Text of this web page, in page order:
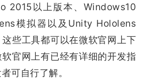
2015以上版本、Windows10
模拟器以及Unity Hololens
些工具都可以在微软官网上下
官网上有已经有详细的开发指
可自行了解。